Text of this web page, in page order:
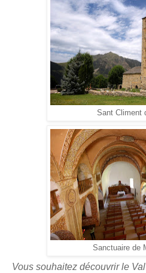
Sant Climent
Sanctuaire de
Vous souhaitez découvrir le